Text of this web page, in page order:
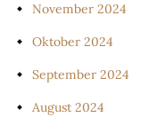
November 2024
Oktober 2024
September 2024
August 2024